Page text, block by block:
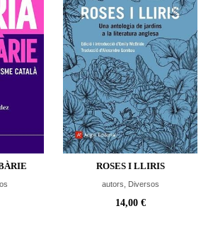
ROSES I LLIRIS
autors, Diversos
14,00 €